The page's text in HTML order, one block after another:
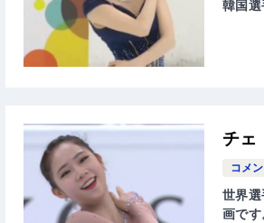
韓国
チ
コメ
世界
画です